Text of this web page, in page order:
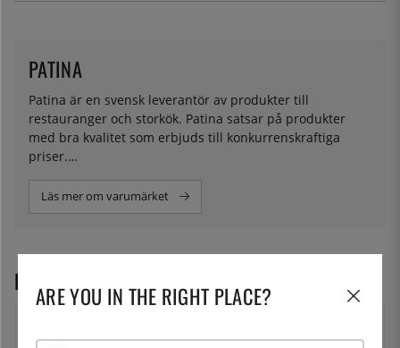
Patina är en svensk leverantör av produkter till
restauranger och storkök. Patina satsar på produkter
med bra kvalitet som erbjuds till konkurrenskraftiga
priser.
I vårt sortiment hittar du flera olika storlekar av kantiner
och tänger för användning i storkök, resturang och till
PATINA
Läs mer om varumärket
REKOMMENDERADE PRODUKTER
ARE YOU IN THE RIGHT PLACE?